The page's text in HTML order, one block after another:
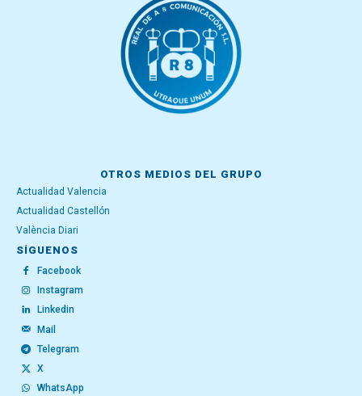
OTROS MEDIOS DEL GRUPO
Actualidad Valencia
Actualidad Castellón
València Diari
SÍGUENOS
Facebook
Instagram
Linkedin
Mail
Telegram
X
WhatsApp